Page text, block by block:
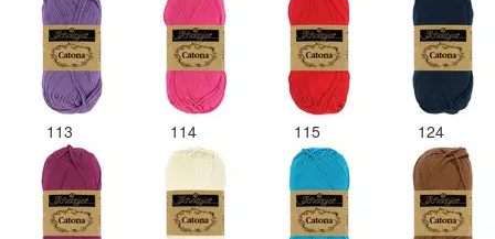
113 114 115 124